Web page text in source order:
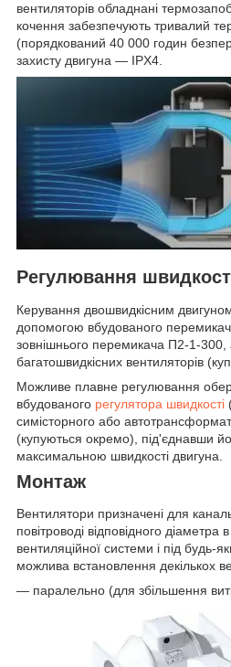
вентиляторів обладнані
кочення забезпечують тривалий
(порядкований 40 000 годин
захисту двигуна — IPX4.
Регулювання
Керування двошвидкісним
допомогою вбудованого
зовнішнього перемикача П2-1-
багатошвидкісних вентиляторів
Можливе плавне регулювання
вбудованого регулятора швидкості
симісторного або
(купуються окремо), під'єднавши
максимальною швидкості двигуна.
Монтаж
Вентилятори призначені для
повітроводі відповідного діаметра
вентиляційної системи і під будь-
можлива встановлення декількох
— паралельно (для збільшення